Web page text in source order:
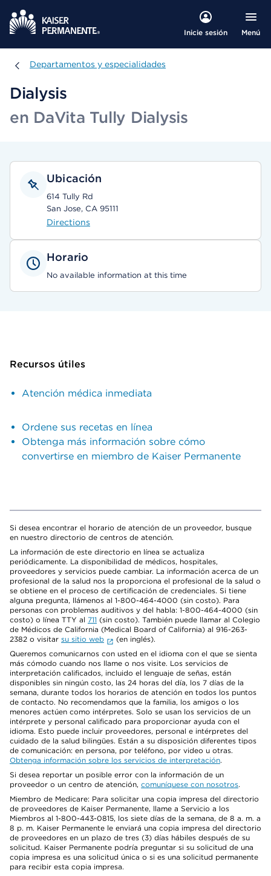
Inicie sesión Menú
Departamentos y especialidades
Departamentos y especialidades
Dialysis
en DaVita Tully Dialysis
Ubicación
614 Tully Rd
San Jose, CA 95111
Directions
Horario
No available information at this time
Recursos útiles
Atención médica inmediata
Ordene sus recetas en línea
Obtenga más información sobre cómo
convertirse en miembro de Kaiser Permanente
Si desea encontrar el horario de atención de un proveedor, busque
en nuestro directorio de centros de atención.
La información de este directorio en línea se actualiza
periódicamente. La disponibilidad de médicos, hospitales,
proveedores y servicios puede cambiar. La información acerca de un
profesional de la salud nos la proporciona el profesional de la salud o
se obtiene en el proceso de certificación de credenciales. Si tiene
alguna pregunta, llámenos al 1-800-464-4000 (sin costo). Para
personas con problemas auditivos y del habla: 1-800-464-4000 (sin
costo) o línea TTY al 711 (sin costo). También puede llamar al Colegio
de Médicos de California (Medical Board of California) al 916-263-
2382 o visitar su sitio web
(en inglés).
Queremos comunicarnos con usted en el idioma con el que se sienta
más cómodo cuando nos llame o nos visite. Los servicios de
interpretación calificados, incluido el lenguaje de señas, están
disponibles sin ningún costo, las 24 horas del día, los 7 días de la
semana, durante todos los horarios de atención en todos los puntos
de contacto. No recomendamos que la familia, los amigos o los
menores actúen como intérpretes. Solo se usan los servicios de un
intérprete y personal calificado para proporcionar ayuda con el
idioma. Esto puede incluir proveedores, personal e intérpretes del
cuidado de la salud bilingües. Están a su disposición diferentes tipos
de comunicación: en persona, por teléfono, por video u otras.
Obtenga información sobre los servicios de interpretación.
Si desea reportar un posible error con la información de un
proveedor o un centro de atención, comuníquese con nosotros.
Miembro de Medicare: Para solicitar una copia impresa del directorio
de proveedores de Kaiser Permanente, llame a Servicio a los
Miembros al 1-800-443-0815, los siete días de la semana, de 8 a. m. a
8 p. m. Kaiser Permanente le enviará una copia impresa del directorio
de proveedores en un plazo de tres (3) días hábiles después de su
solicitud. Kaiser Permanente podría preguntar si su solicitud de una
copia impresa es una solicitud única o si es una solicitud permanente
para recibir esta copia impresa.